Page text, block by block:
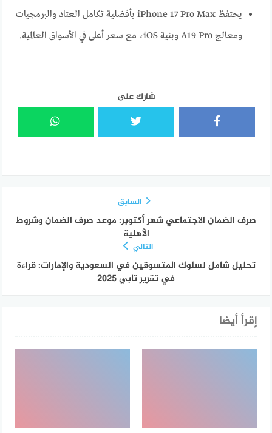
يحتفظ iPhone 17 Pro Max بأفضلية تكامل العتاد والبرمجيات
ومعالج A19 Pro وبنية iOS، مع سعر أعلى في الأسواق العالمية.
شارك على
السابق
صرف الضمان الاجتماعي شهر أكتوبر: موعد صرف الضمان وشروط
الأهلية
التالي
تحليل شامل لسلوك المتسوقين في السعودية والإمارات: قراءة
في تقرير تابي 2025
إقرأ أيضا